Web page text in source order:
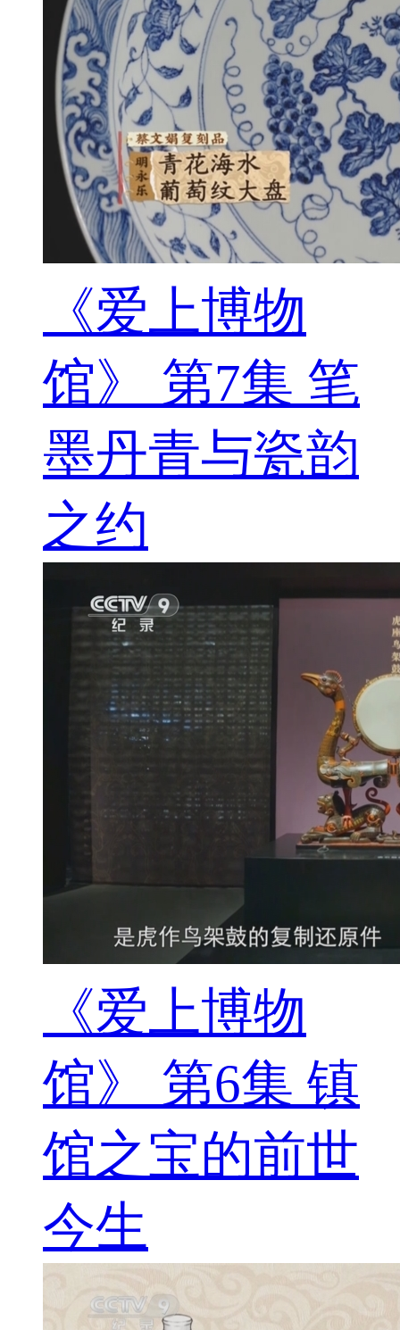
《爱上博物
馆》 第7集 笔
墨丹青与瓷韵
之约
《爱上博物
馆》 第6集 镇
馆之宝的前世
今生